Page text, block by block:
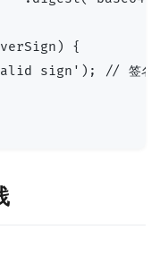
{
sign'); // 签名不